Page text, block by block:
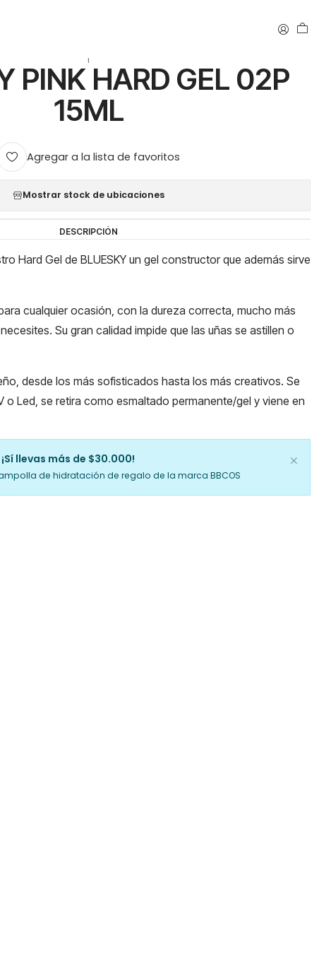
|
PINK HARD GEL 02P
15ML
Agregar a la lista de favoritos
Mostrar stock de ubicaciones
DESCRIPCIÓN
Hard Gel de BLUESKY un gel constructor que además sirve
cualquier ocasión, con la dureza correcta, mucho más
Su gran calidad impide que las uñas se astillen o
desde los más sofisticados hasta los más creativos. Se
o Led, se retira como esmaltado permanente/gel y viene en
¡Sí llevas más de $30.000!
de hidratación de regalo de la marca BBCOS